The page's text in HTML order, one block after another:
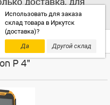
Использовать для заказа
склад товара в Иркутск
(доставка)?
Да
Другой склад
выбирайте
другой склад!
P 4"